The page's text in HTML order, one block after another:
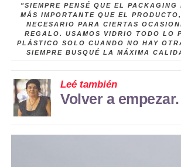
"SIEMPRE PENSÉ QUE EL PACKAGING
MÁS IMPORTANTE QUE EL
NECESARIO PARA CIERTAS
REGALO. USAMOS VIDRIO TODO LO
PLÁSTICO SOLO CUANDO NO HAY
SIEMPRE BUSQUÉ LA MÁXIMA
Leé también
Volver a empezar.